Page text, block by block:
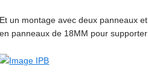
Et un montage avec deux panneaux
en panneaux de 18MM pour